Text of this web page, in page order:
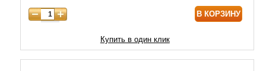
В КОРЗИНУ
Купить в один клик